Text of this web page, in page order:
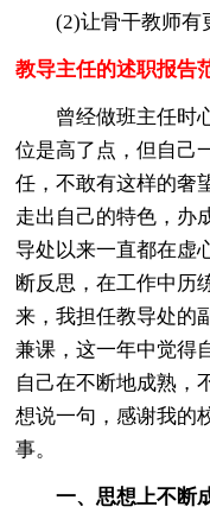
(2)让骨干教师有更
教导主任的述职报告
曾经做班主任时心
位是高了点，但自己
任，不敢有这样的奢
走出自己的特色，办
导处以来一直都在虚
断反思，在工作中历
来，我担任教导处的
兼课，这一年中觉得
自己在不断地成熟，
想说一句，感谢我的
事。
一、思想上不断成